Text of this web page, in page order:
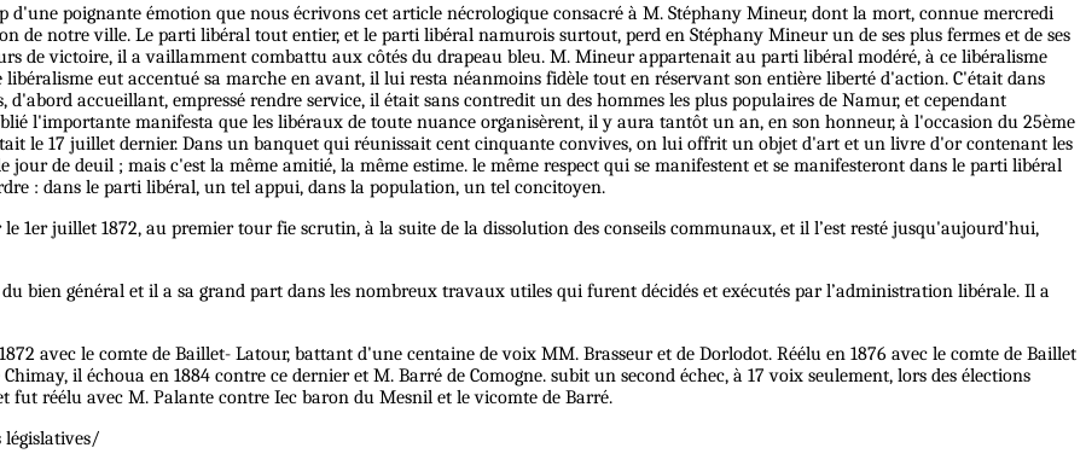
d'une poignante émotion que nous écrivons cet article nécrologique consacré à M. Stéphany Mineur, dont la mort, connue mercredi
notre ville. Le parti libéral tout entier, et le parti libéral namurois surtout, perd en Stéphany Mineur un de ses plus fermes et de ses
de victoire, il a vaillamment combattu aux côtés du drapeau bleu. M. Mineur appartenait au parti libéral modéré, à ce libéralisme
libéralisme eut accentué sa marche en avant, il lui resta néanmoins fidèle tout en réservant son entière liberté d'action. C'était dans
accueillant, empressé rendre service, il était sans contredit un des hommes les plus populaires de Namur, et cependant
l'importante manifesta que les libéraux de toute nuance organisèrent, il y aura tantôt un an, en son honneur, à l'occasion du 25ème
le 17 juillet dernier. Dans un banquet qui réunissait cent cinquante convives, on lui offrit un objet d'art et un livre d'or contenant les
jour de deuil ; mais c'est la même amitié, la même estime. le même respect qui se manifestent et se manifesteront dans le parti libéral
: dans le parti libéral, un tel appui, dans la population, un tel concitoyen.
1er juillet 1872, au premier tour fie scrutin, à la suite de la dissolution des conseils communaux, et il l’est resté jusqu'aujourd'hui,
bien général et il a sa grand part dans les nombreux travaux utiles qui furent décidés et exécutés par l’administration libérale. Il a
avec le comte de Baillet- Latour, battant d'une centaine de voix MM. Brasseur et de Dorlodot. Réélu en 1876 avec le comte de Baillet
il échoua en 1884 contre ce dernier et M. Barré de Comogne. subit un second échec, à 17 voix seulement, lors des élections
réélu avec M. Palante contre Iec baron du Mesnil et le vicomte de Barré.
législatives/